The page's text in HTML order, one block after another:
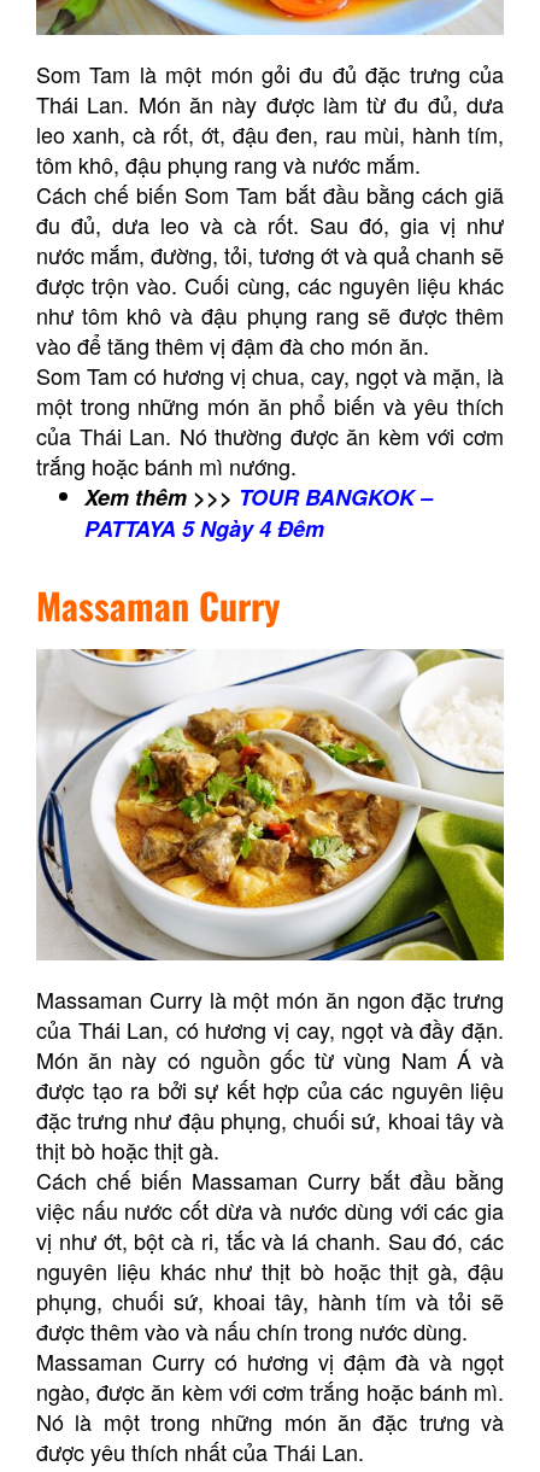
Som Tam là một món gỏi đu đủ đặc trưng của
Thái Lan. Món ăn này được làm từ đu đủ, dưa
leo xanh, cà rốt, ớt, đậu đen, rau mùi, hành tím,
tôm khô, đậu phụng rang và nước mắm.
Cách chế biến Som Tam bắt đầu bằng cách giã
đu đủ, dưa leo và cà rốt. Sau đó, gia vị như
nước mắm, đường, tỏi, tương ớt và quả chanh sẽ
được trộn vào. Cuối cùng, các nguyên liệu khác
như tôm khô và đậu phụng rang sẽ được thêm
vào để tăng thêm vị đậm đà cho món ăn.
Som Tam có hương vị chua, cay, ngọt và mặn, là
một trong những món ăn phổ biến và yêu thích
của Thái Lan. Nó thường được ăn kèm với cơm
trắng hoặc bánh mì nướng.
Xem thêm >>> TOUR BANGKOK –
PATTAYA 5 Ngày 4 Đêm
Massaman Curry
Massaman Curry là một món ăn ngon đặc trưng
của Thái Lan, có hương vị cay, ngọt và đầy đặn.
Món ăn này có nguồn gốc từ vùng Nam Á và
được tạo ra bởi sự kết hợp của các nguyên liệu
đặc trưng như đậu phụng, chuối sứ, khoai tây và
thịt bò hoặc thịt gà.
Cách chế biến Massaman Curry bắt đầu bằng
việc nấu nước cốt dừa và nước dùng với các gia
vị như ớt, bột cà ri, tắc và lá chanh. Sau đó, các
nguyên liệu khác như thịt bò hoặc thịt gà, đậu
phụng, chuối sứ, khoai tây, hành tím và tỏi sẽ
được thêm vào và nấu chín trong nước dùng.
Massaman Curry có hương vị đậm đà và ngọt
ngào, được ăn kèm với cơm trắng hoặc bánh mì.
Nó là một trong những món ăn đặc trưng và
được yêu thích nhất của Thái Lan.